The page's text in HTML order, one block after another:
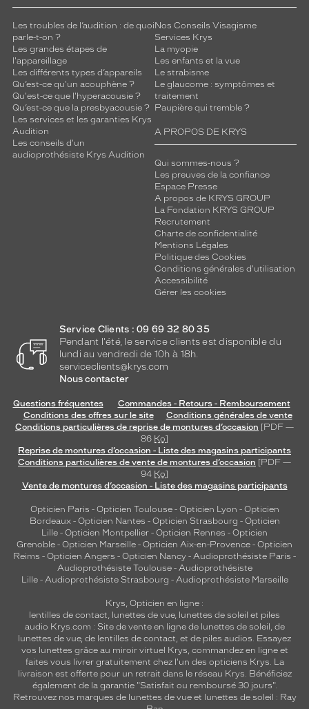
Les troubles de l’audition : de quoi
parle-t-on ?
Les grandes étapes de
l'appareillage
Les différents types d’appareils
Qu’est-ce qu'un acouphène ?
Qu'est-ce que l'hyperacousie ?
Qu’est-ce que la presbyacousie ?
Les services et les garanties Krys
Audition
Les conseils d'un
audioprothésiste Krys Audition
Nos Conseils Visagisme
Services Krys
La myopie
Les enfants et la vue
Le strabisme
Le glaucome : symptômes et
traitement
Paupière qui tremble ?
A PROPOS DE KRYS
Qui sommes-nous ?
Les preuves de la confiance
Espace Presse
A propos de KRYS GROUP
La Fondation KRYS GROUP
Recrutement
Charte de confidentialité
Mentions Légales
Politique des Cookies
Conditions générales d'utilisation
Accessibilité
Gérer les cookies
Service Clients : 09 69 32 80 35
Pendant l'été, le service clients est disponible du
lundi au vendredi de 10h à 18h.
serviceclients@krys.com
Nous contacter
Questions fréquentes
Commandes - Retours - Remboursement
Conditions des offres sur le site
Conditions générales de vente
Conditions particulières de reprise de montures d’occasion [PDF —
86 Ko]
Reprise de montures d’occasion - Liste des magasins participants
Conditions particulières de vente de montures d’occasion [PDF —
94 Ko]
Vente de montures d’occasion - Liste des magasins participants
Opticien Paris - Opticien Toulouse- Opticien Lyon - Opticien
Bordeaux- Opticien Nantes - Opticien Strasbourg - Opticien
Lille - Opticien Montpellier - Opticien Rennes - Opticien
Grenoble - Opticien Marseille - Opticien Aix-en-Provence - Opticien
Reims - Opticien Angers - Opticien Nancy - Audioprothésiste Paris -
Audioprothésiste Toulouse- Audioprothésiste
Lille- Audioprothésiste Strasbourg - Audioprothésiste Marseille
Krys, Opticien en ligne :
lentilles de contact, lunettes de vue, lunettes de soleil et piles
audio Krys.com : Site de vente en ligne de lunettes de soleil, de
lunettes de vue, de lentilles de contact, et de piles audios. Essayez
vos lunettes grâce au miroir virtuel Krys, commandez en ligne et
faites vous livrer gratuitement chez l'un des opticiens Krys. La
livraison est offerte pour un retrait dans le réseau Krys. Bénéficiez
également de la garantie "Satisfait ou remboursé 30 jours".
Retrouvez nos marques de lunettes de vue et lunettes de soleil : Ray